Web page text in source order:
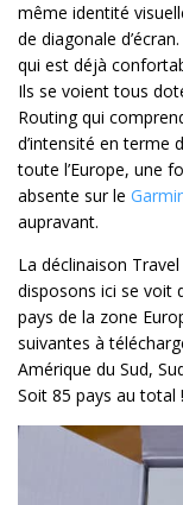
même identité
de diagonale
qui est déjà
Ils se voient tous
Routing qui
d’intensité en terme
toute l’Europe, une
absente sur le
aupravant.
La déclinaison
disposons ici se voit
pays de la zone
suivantes à
Amérique du Sud,
Soit 85 pays au total !